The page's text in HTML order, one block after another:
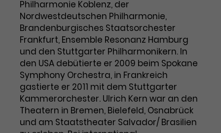
Name _gid
Anbieter Google Analytics
Laufzeit 1 Tag
Dieses Cookie wird von Google
Analytics installiert. Das Cookie
wird verwendet, um Informationen
Zweck
messen und Conversions zu
speichern. Dieses Cookie hilft dabei
nachzuvollziehen, ob Nutzer über
Google-Anzeigen auf unsere
Website gelangt sind.
Name _gcl_aw
Anbieter Google Ads
Philharmonie Koblenz, der
Nordwestdeutschen Philharmonie,
Brandenburgisches Staatsorchester
Frankfurt, Ensemble Resonanz Hamburg
und den Stuttgarter Philharmonikern. In
den USA debütierte er 2009 beim Spokane
Symphony Orchestra, in Frankreich
gastierte er 2011 mit dem Stuttgarter
Kammerorchester. Ulrich Kern war an den
Theatern in Bremen, Bielefeld, Osnabrück
und am Staatstheater Salvador/ Brasilien